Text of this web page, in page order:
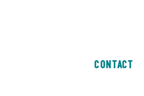
CONTACT